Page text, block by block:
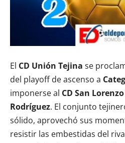
El CD Unión Tejina se
del playoff de ascenso a
imponerse al CD San Lorenzo
Rodríguez. El conjunto
sólido, aprovechó sus
resistir las embestidas del